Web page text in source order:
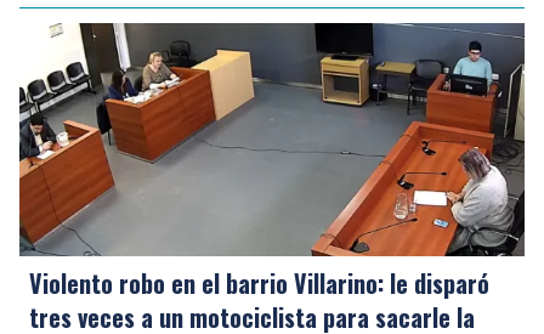
Violento robo en el barrio Villarino: le disparó
tres veces a un motociclista para sacarle la